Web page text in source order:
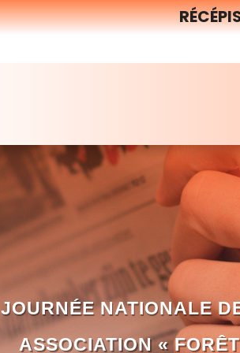
JOURNÉE NATIONALE
ASSOCIATION «